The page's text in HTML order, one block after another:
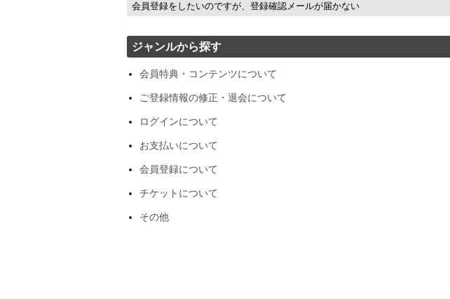
会員登録をしたいのですが、登録確認メールが届かない
ジャンルから探す
会員特典・コンテンツについて
ご登録情報の修正・退会について
ログインについて
お支払いについて
会員登録について
チケットについて
その他